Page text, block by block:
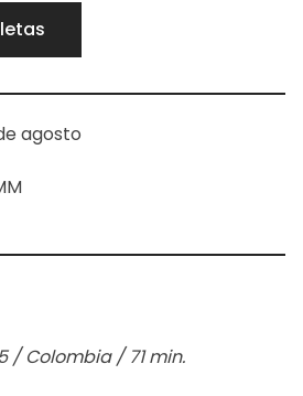
agosto
/ Colombia / 71 min.